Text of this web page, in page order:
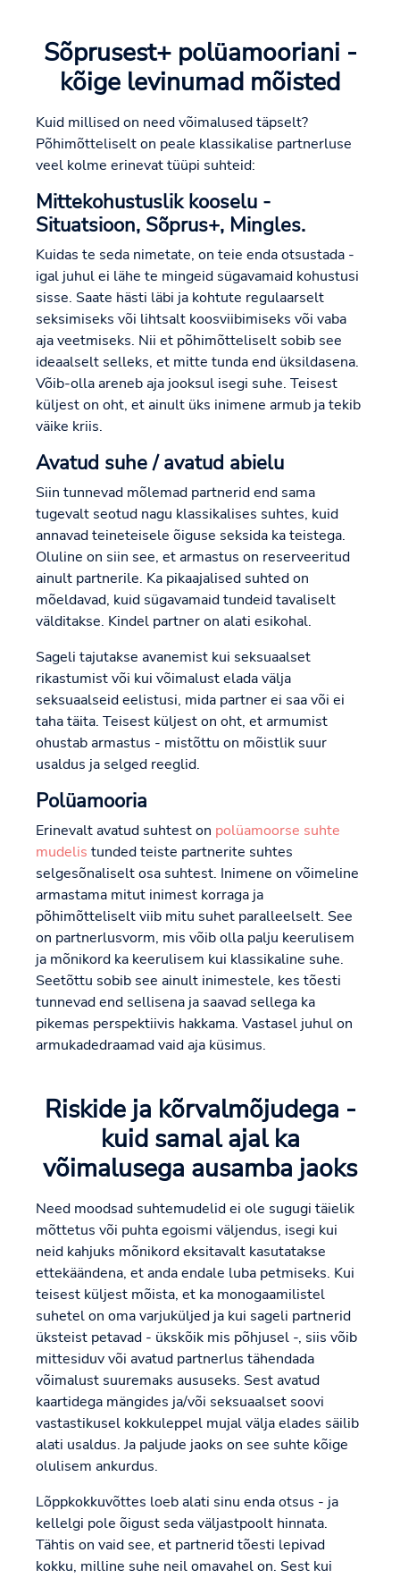
Sõprusest+ polüamooriani -
kõige levinumad mõisted
Kuid millised on need võimalused täpselt?
Põhimõtteliselt on peale klassikalise partnerluse
veel kolme erinevat tüüpi suhteid:
Mittekohustuslik kooselu -
Situatsioon, Sõprus+, Mingles.
Kuidas te seda nimetate, on teie enda otsustada -
igal juhul ei lähe te mingeid sügavamaid kohustusi
sisse. Saate hästi läbi ja kohtute regulaarselt
seksimiseks või lihtsalt koosviibimiseks või vaba
aja veetmiseks. Nii et põhimõtteliselt sobib see
ideaalselt selleks, et mitte tunda end üksildasena.
Võib-olla areneb aja jooksul isegi suhe. Teisest
küljest on oht, et ainult üks inimene armub ja tekib
väike kriis.
Avatud suhe / avatud abielu
Siin tunnevad mõlemad partnerid end sama
tugevalt seotud nagu klassikalises suhtes, kuid
annavad teineteisele õiguse seksida ka teistega.
Oluline on siin see, et armastus on reserveeritud
ainult partnerile. Ka pikaajalised suhted on
mõeldavad, kuid sügavamaid tundeid tavaliselt
välditakse. Kindel partner on alati esikohal.
Sageli tajutakse avanemist kui seksuaalset
rikastumist või kui võimalust elada välja
seksuaalseid eelistusi, mida partner ei saa või ei
taha täita. Teisest küljest on oht, et armumist
ohustab armastus - mistõttu on mõistlik suur
usaldus ja selged reeglid.
Polüamooria
Erinevalt avatud suhtest on polüamoorse suhte
mudelis tunded teiste partnerite suhtes
selgesõnaliselt osa suhtest. Inimene on võimeline
armastama mitut inimest korraga ja
põhimõtteliselt viib mitu suhet paralleelselt. See
on partnerlusvorm, mis võib olla palju keerulisem
ja mõnikord ka keerulisem kui klassikaline suhe.
Seetõttu sobib see ainult inimestele, kes tõesti
tunnevad end sellisena ja saavad sellega ka
pikemas perspektiivis hakkama. Vastasel juhul on
armukadedraamad vaid aja küsimus.
Riskide ja kõrvalmõjudega -
kuid samal ajal ka
võimalusega ausamba jaoks
Need moodsad suhtemudelid ei ole sugugi täielik
mõttetus või puhta egoismi väljendus, isegi kui
neid kahjuks mõnikord eksitavalt kasutatakse
ettekäändena, et anda endale luba petmiseks. Kui
teisest küljest mõista, et ka monogaamilistel
suhetel on oma varjuküljed ja kui sageli partnerid
üksteist petavad - ükskõik mis põhjusel -, siis võib
mittesiduv või avatud partnerlus tähendada
võimalust suuremaks aususeks. Sest avatud
kaartidega mängides ja/või seksuaalset soovi
vastastikusel kokkuleppel mujal välja elades säilib
alati usaldus. Ja paljude jaoks on see suhte kõige
olulisem ankurdus.
Lõppkokkuvõttes loeb alati sinu enda otsus - ja
kellelgi pole õigust seda väljastpoolt hinnata.
Tähtis on vaid see, et partnerid tõesti lepivad
kokku, milline suhe neil omavahel on. Sest kui